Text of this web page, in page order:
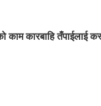
काम कारबाहि तँपाईलाई